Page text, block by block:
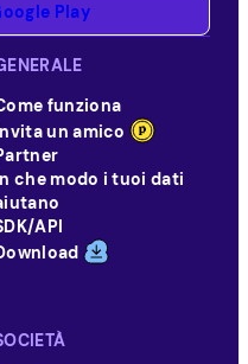
Play
funziona
un amico
che modo i tuoi dati
API